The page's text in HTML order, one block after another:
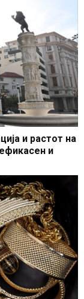
и растот на
и